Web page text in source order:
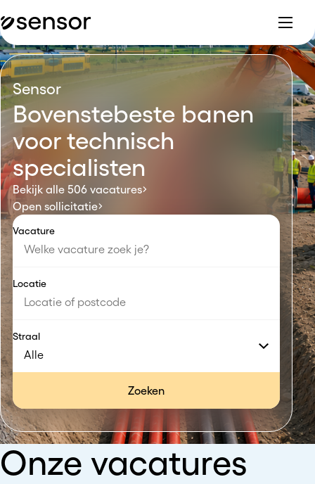
Sensor
Bovenstebeste banen
voor technisch
specialisten
Bekijk alle 506 vacatures
Open sollicitatie
Vacature
Locatie
Straal
Zoeken
Onze vacatures